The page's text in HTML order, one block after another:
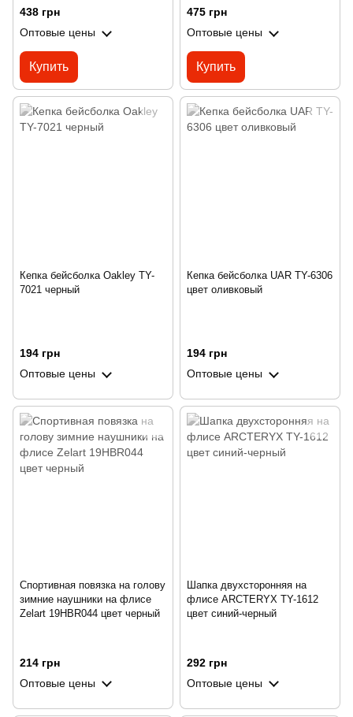
438 грн
Оптовые цены
Купить
475 грн
Оптовые цены
Купить
Кепка бейсболка Oakley TY-
7021 черный
194 грн
Оптовые цены
Кепка бейсболка UAR TY-6306
цвет оливковый
194 грн
Оптовые цены
Спортивная повязка на голову
зимние наушники на флисе
Zelart 19HBR044 цвет черный
214 грн
Оптовые цены
Шапка двухсторонняя на
флисе ARCTERYX TY-1612
цвет синий-черный
292 грн
Оптовые цены